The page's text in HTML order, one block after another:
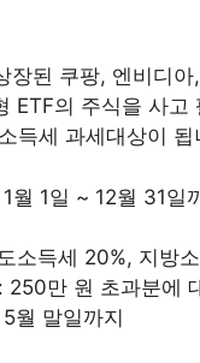
장된 쿠팡, 엔비디
ETF의 주식을 사
득세 과세대상이 됩
월 1일 ~ 12월 31일
소득세 20%, 지방
250만 원 초과분에
월 말일까지